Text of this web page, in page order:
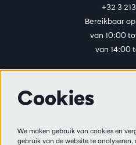
+32 3
Bereikbaar
van 10:00
van 14:00
Cookies
We maken gebruik van cookies en
gebruik van de website te